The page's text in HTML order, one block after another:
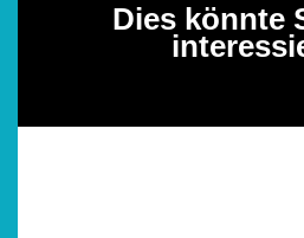
Dies könnte